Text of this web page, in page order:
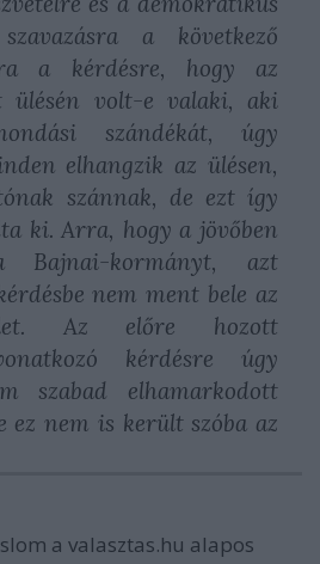
a következő
a kérdésre, hogy az
ülésén volt-e valaki, aki
szándékát, úgy
elhangzik az ülésen,
szánnak, de ezt így
ki. Arra, hogy a jövőben
Bajnai-kormányt, azt
nem ment bele az
Az előre hozott
kérdésre úgy
szabad elhamarkodott
ez nem is került szóba az
a valasztas.hu alapos